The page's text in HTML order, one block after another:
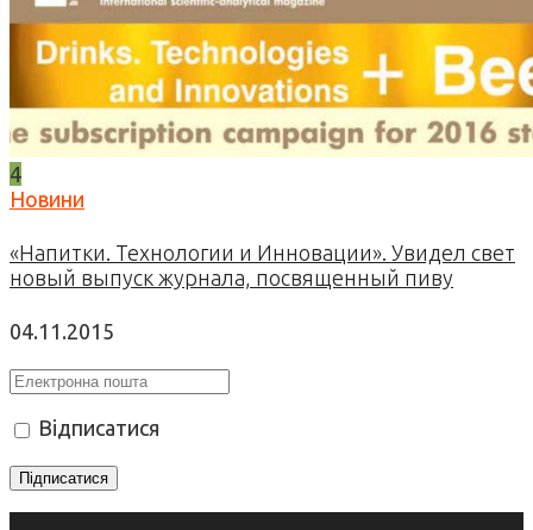
4
Новини
«Напитки. Технологии и Инновации». Увидел свет
новый выпуск журнала, посвященный пиву
04.11.2015
Відписатися